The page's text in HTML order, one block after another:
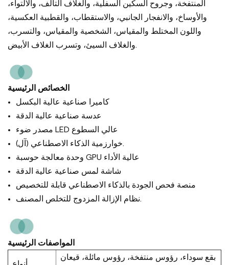
المنتفخة، وجروح السكين السفلية، والغلاف التالف، والالتواء،
والأوساخ، والانفجار الجانبي، والاستقطاب، والقطبية العكسية،
واللون المختلط والمقياس، الشخصية والمقياس، والتسرب،
والغلاف السيئ، وتسرب الغلاف الأبيض.
الخصائص الرئيسية
كاميرا صناعية عالية البكسل
عدسة صناعية عالية الدقة
مصدر ضوء LED عالي السطوع
خوارزمية الذكاء الاصطناعي (آل).
وحدة معالجة حوسبة GPU عالية الأداء
شاشة لمس صناعية عالية الدقة
منصة فحص الجودة بالذكاء الاصطناعي قابلة للتخصيص
نظام الإزالة المزدوج للتخلص المصنف.
المواصفات الرئيسية
بقع سوداء، رؤوس منتفخة، رؤوس مائلة، قيعان